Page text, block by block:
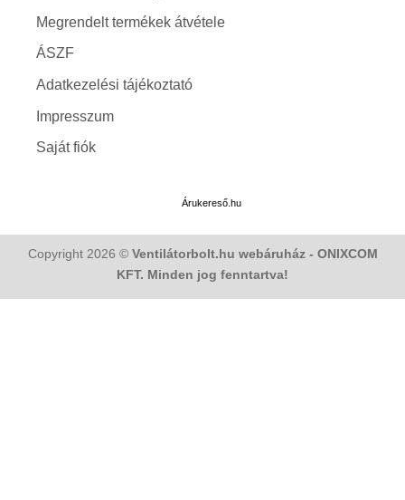
Megrendelt termékek átvétele
ÁSZF
Adatkezelési tájékoztató
Impresszum
Saját fiók
Árukereső.hu
Copyright 2026 © Ventilátorbolt.hu webáruház - ONIXCOM
KFT. Minden jog fenntartva!